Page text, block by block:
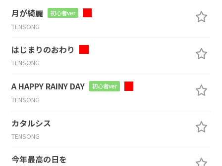
月が綺麗 初心者ver
TENSONG
はじまりのおわり
TENSONG
A HAPPY RAINY DAY 初心者ver
TENSONG
カタルシス
TENSONG
今年最高の日を